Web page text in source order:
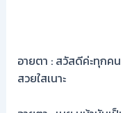
อายตา : สวัสดีค่ะทุกคน
สวยใสเนาะ